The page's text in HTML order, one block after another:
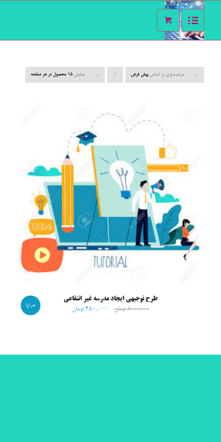
مرتب‌سازی بر اساسپیش فرض
صورت
کلیک
کنید
نمایش 15 محصول در هر صفحه
طرح توجیهی ایجاد مدرسه غیر انتفاعی
۸۰۰,۰۰۰ تومان ۴۵۰,۰۰۰ تومان
حراج!